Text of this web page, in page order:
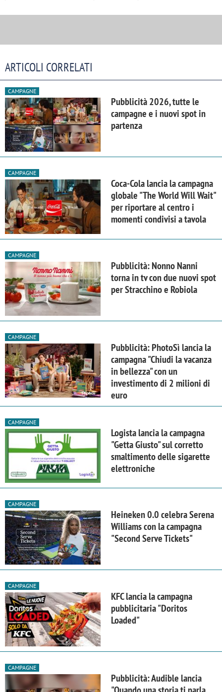
ARTICOLI CORRELATI
CAMPAGNE
Pubblicità 2026, tutte le
campagne e i nuovi spot in
partenza
CAMPAGNE
Coca-Cola lancia la campagna
globale "The World Will Wait"
per riportare al centro i
momenti condivisi a tavola
CAMPAGNE
Pubblicità: Nonno Nanni
torna in tv con due nuovi spot
per Stracchino e Robiola
CAMPAGNE
Pubblicità: PhotoSì lancia la
campagna "Chiudi la vacanza
in bellezza" con un
investimento di 2 milioni di
euro
CAMPAGNE
Logista lancia la campagna
"Getta Giusto" sul corretto
smaltimento delle sigarette
elettroniche
CAMPAGNE
Heineken 0.0 celebra Serena
Williams con la campagna
"Second Serve Tickets"
CAMPAGNE
KFC lancia la campagna
pubblicitaria "Doritos
Loaded"
CAMPAGNE
Pubblicità: Audible lancia